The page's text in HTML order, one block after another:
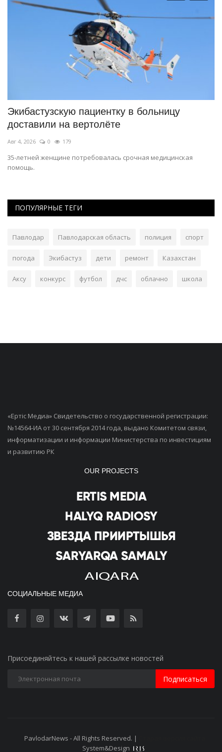
Экибастузскую пациентку в больницу
доставили на вертолёте
Авг 4, 2026 0 179
35-летней женщине потребовалась срочная медицинская
помощь.
ПОПУЛЯРНЫЕ ТЕГИ
Павлодар Павлодарская область полиция спорт
погода Экибастуз дети ремонт Казахстан
Аксу конкурс футбол дчс облачно школа
«Ертiс Медиа» Свидетельство о государственной регистрации:
№14564-ИА от 30 сентября 2014 года, выдано Комитетом связи,
информатизации и информации Министерства по инвестициям
и развитию РК
OUR PROJECTS
СОЦИАЛЬНЫЕ МЕДИА
Присоединяйтесь к нашей рассылке новостей
Подписаться
PavlodarNews - All Rights Reserved. |
System&Design